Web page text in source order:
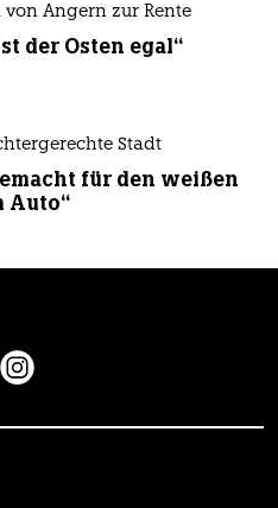
Angern zur Rente
der Osten egal“
Stadt
für den weißen
Auto“